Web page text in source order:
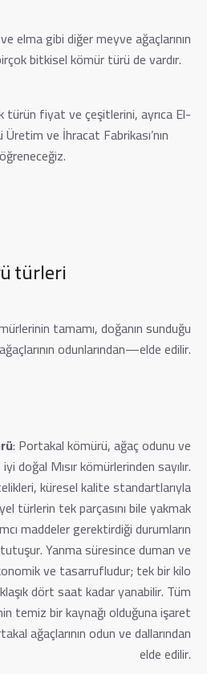
elma gibi diğer meyve ağaçlarının
bitkisel kömür türü de vardır.
türün fiyat ve çeşitlerini, ayrıca El-
ve İhracat Fabrikası’nın
öğreneceğiz.
türleri
tamamı, doğanın sunduğu
odunlarından—elde edilir.
türler:
: Portakal kömürü, ağaç odunu ve
doğal Mısır kömürlerinden sayılır.
küresel kalite standartlarıyla
türlerin tek parçasını bile yakmak
maddeler gerektirdiği durumların
Yanma süresince duman ve
ve tasarrufludur; tek bir kilo
dört saat kadar yanabilir. Tüm
temiz bir kaynağı olduğuna işaret
ağaçlarının odun ve dallarından
elde edilir.